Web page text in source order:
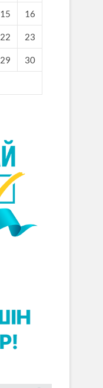
15 16
22 23
29 30